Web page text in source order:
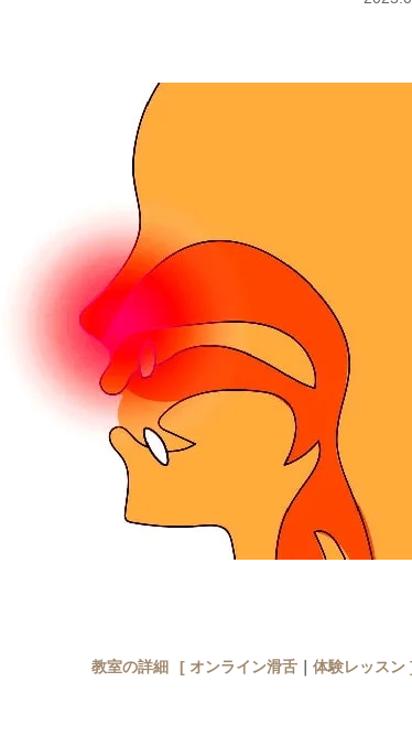
教室の詳細 [ オンライン滑舌｜ 体験レッスン